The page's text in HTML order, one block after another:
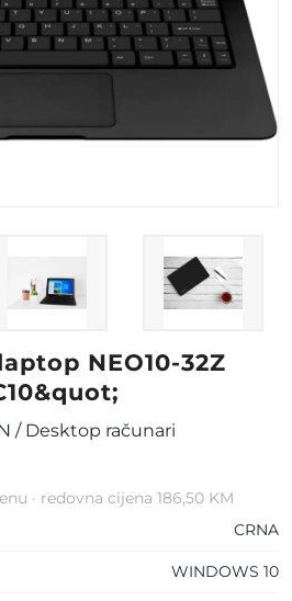
NEO10-32Z
/ Desktop računari
· redovna cijena 186,50 KM
CRNA
WINDOWS 10